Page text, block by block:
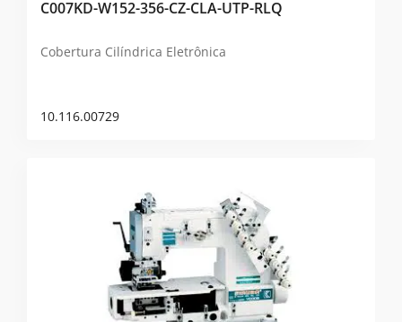
C007KD-W152-356-CZ-CLA-UTP-RLQ
Cobertura Cilíndrica Eletrônica
10.116.00729